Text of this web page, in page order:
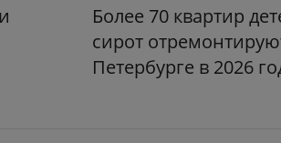
Более 70 квартир
сирот
Петербурге в 2026